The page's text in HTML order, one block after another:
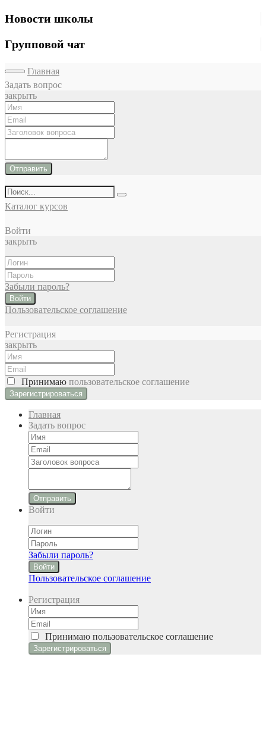
Новости школы
Групповой чат
Главная
Задать вопрос
закрыть
Отправить
Каталог курсов
Войти
закрыть
Забыли пароль?
Войти
Пользовательское соглашение
Регистрация
закрыть
Принимаю пользовательское соглашение
Главная
Задать вопрос
Отправить
Войти
Забыли пароль?
Войти
Пользовательское соглашение
Регистрация
Принимаю пользовательское соглашение